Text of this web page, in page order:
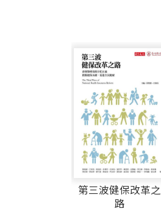
第三波健保改革之
路